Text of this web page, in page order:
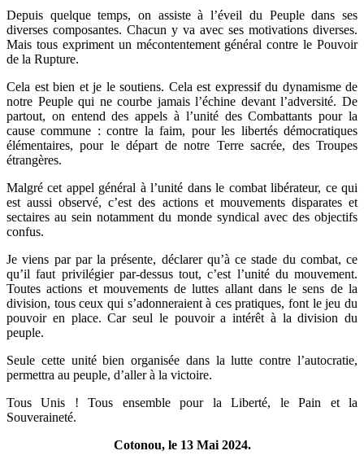
Depuis quelque temps, on assiste à l’éveil du Peuple dans ses
diverses composantes. Chacun y va avec ses motivations diverses.
Mais tous expriment un mécontentement général contre le Pouvoir
de la Rupture.
Cela est bien et je le soutiens. Cela est expressif du dynamisme de
notre Peuple qui ne courbe jamais l’échine devant l’adversité. De
partout, on entend des appels à l’unité des Combattants pour la
cause commune : contre la faim, pour les libertés démocratiques
élémentaires, pour le départ de notre Terre sacrée, des Troupes
étrangères.
Malgré cet appel général à l’unité dans le combat libérateur, ce qui
est aussi observé, c’est des actions et mouvements disparates et
sectaires au sein notamment du monde syndical avec des objectifs
confus.
Je viens par par la présente, déclarer qu’à ce stade du combat, ce
qu’il faut privilégier par-dessus tout, c’est l’unité du mouvement.
Toutes actions et mouvements de luttes allant dans le sens de la
division, tous ceux qui s’adonneraient à ces pratiques, font le jeu du
pouvoir en place. Car seul le pouvoir a intérêt à la division du
peuple.
Seule cette unité bien organisée dans la lutte contre l’autocratie,
permettra au peuple, d’aller à la victoire.
Tous Unis ! Tous ensemble pour la Liberté, le Pain et la
Souveraineté.
Cotonou, le 13 Mai 2024.